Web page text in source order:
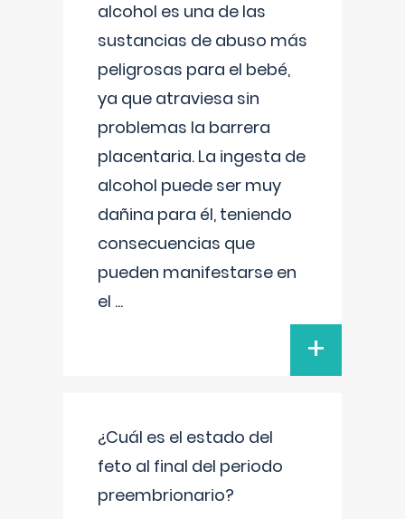
alcohol es una de las
sustancias de abuso más
peligrosas para el bebé,
ya que atraviesa sin
problemas la barrera
placentaria. La ingesta de
alcohol puede ser muy
dañina para él, teniendo
consecuencias que
pueden manifestarse en
el ...
+
¿Cuál es el estado del
feto al final del periodo
preembrionario?